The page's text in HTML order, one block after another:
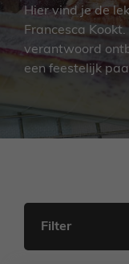
Hier vind je de
Francesca
verantwoord
een feestelijk
Filter